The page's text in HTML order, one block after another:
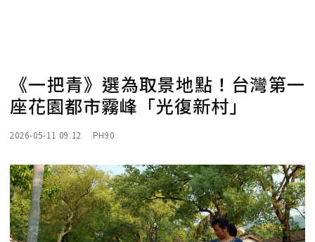
《一把青》選為取景地點！台灣第一
座花園都市霧峰「光復新村」
2026-05-11 09:12 PH90